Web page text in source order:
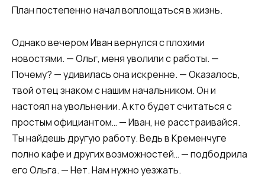
План постепенно начал воплощаться в жизнь.
Однако вечером Иван вернулся с плохими
новостями. — Ольг, меня уволили с работы. —
Почему? — удивилась она искренне. — Оказалось,
твой отец знаком с нашим начальником. Он и
настоял на увольнении. А кто будет считаться с
простым официантом… — Иван, не расстраивайся.
Ты найдешь другую работу. Ведь в Кременчуге
полно кафе и других возможностей… — подбодрила
его Ольга. — Нет. Нам нужно уезжать.